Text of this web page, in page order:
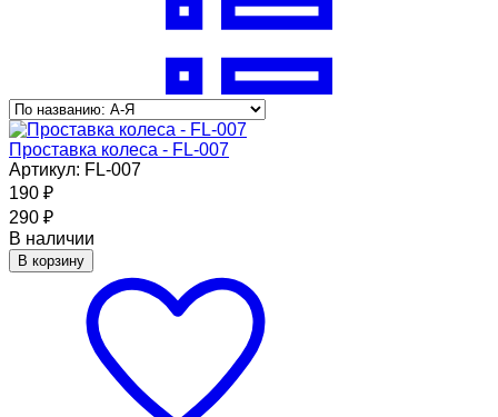
Проставка колеса - FL-007
Артикул: FL-007
190 ₽
290 ₽
В наличии
В корзину